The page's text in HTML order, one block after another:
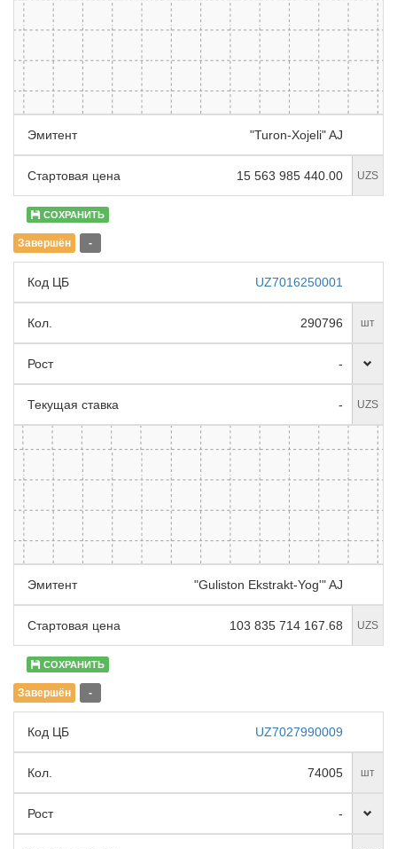
Эмитент "Turon-Xojeli" AJ
Стартовая цена 15 563 985 440.00 UZS
СОХРАНИТЬ
Завершён -
Код ЦБ UZ7016250001
Кол. 290796 шт
Рост -
Текущая ставка - UZS
Эмитент "Guliston Ekstrakt-Yog'" AJ
Стартовая цена 103 835 714 167.68 UZS
СОХРАНИТЬ
Завершён -
Код ЦБ UZ7027990009
Кол. 74005 шт
Рост -